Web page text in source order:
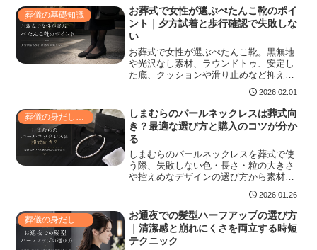
ック法をわかりやすく解説します。袱紗
や香典の入れ方、ハンカチや携帯充電器
の適切な収納、職場での着替え・荷物整
理、子連れでのおむつや飲食物の持参、
フォーマルに見えるリュックの選び方と
最終チェック項目まで具体的に紹介。
葬儀の基礎知識
お葬式で女性が選ぶぺたんこ靴のポイ
ント｜夕方試着と歩行確認で失敗しな
い
お葬式で女性が選ぶぺたんこ靴。黒無地
や光沢なし素材、ラウンドトゥ、安定し
た底、クッションや滑り止めなど抑える
べきポイントと、ローファーやエナメル
等避ける靴、長時間対策、妊婦や外反母
趾・高齢者向けの選び方まで、試着と購
入で失敗しないチェックリストで丁寧に
案内します。短時間で要点がわかる実践
アドバイス付きで、安心して参列できる
一足が見つかります
2026.02.01
葬儀の身だしなみ
しまむらのパールネックレスは葬式向
き？最適な選び方と購入のコツが分か
る
しまむらのパールネックレスを葬式で使
う際、失敗しない色・長さ・粒の大きさ
や控えめなデザインの選び方から素材や
留め具の耐久性、価格とコスパ、店舗試
着やオンライン購入時の注意点、場面別
の着こなしと代替アクセまで丁寧に解説
します。
2026.01.26
葬儀の身だしなみ
お通夜での髪型ハーフアップの選び方
｜清潔感と崩れにくさを両立する時短
テクニック